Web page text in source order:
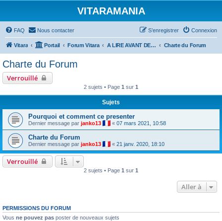
VITARAMANIA
FAQ Nous contacter Connexion
S’enregistrer
Vitara Portail Forum Vitara A LIRE AVANT DE POSTER Charte du Forum
Charte du Forum
Verrouillé
2 sujets • Page 1 sur 1
Sujets
Pourquoi et comment ce presenter
Dernier message par janko13 « 07 mars 2021, 10:58
Charte du Forum
Dernier message par janko13 « 21 janv. 2020, 18:10
Verrouillé
2 sujets • Page 1 sur 1
Aller à
PERMISSIONS DU FORUM
Vous ne pouvez pas poster de nouveaux sujets